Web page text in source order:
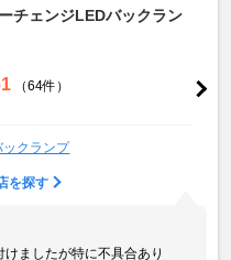
チェンジLEDバックラン
（64件）
ックランプ
を探す
ましたが特に不具合あり